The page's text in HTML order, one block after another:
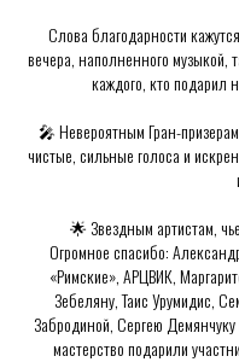
Слова благодарности
вечера, наполненного музыкой,
каждого, кто подарил
🎤 Невероятным Гран-
чистые, сильные голоса и
🌟 Звездным артистам,
Огромное спасибо:
«Римские», АРЦВИК,
Зебеляну, Таис Урумидис,
Забродиной, Сергею
мастерство подарили